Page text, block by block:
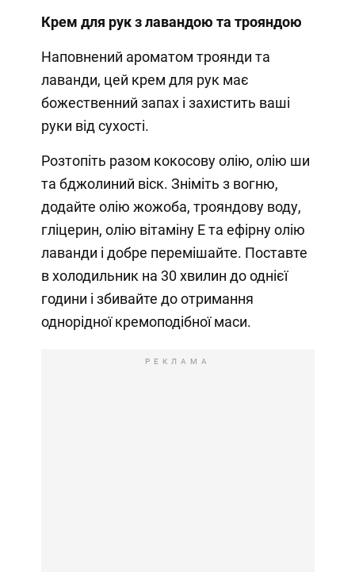
Крем для рук з лавандою та трояндою
Наповнений ароматом троянди та
лаванди, цей крем для рук має
божественний запах і захистить ваші
руки від сухості.
Розтопіть разом кокосову олію, олію ши
та бджолиний віск. Зніміть з вогню,
додайте олію жожоба, трояндову воду,
гліцерин, олію вітаміну Е та ефірну олію
лаванди і добре перемішайте. Поставте
в холодильник на 30 хвилин до однієї
години і збивайте до отримання
однорідної кремоподібної маси.
РЕКЛАМА